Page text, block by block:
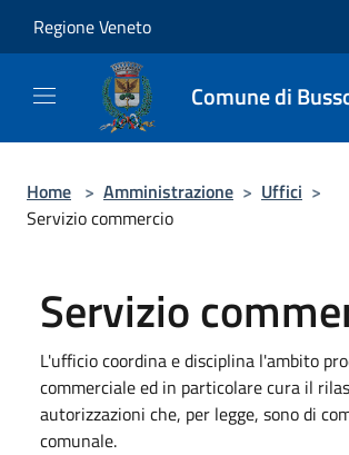
Regione Veneto
Comune di
Home > Amministrazione > Uffici >
Servizio commercio
Servizio
L'ufficio coordina e disciplina l'ambito
commerciale ed in particolare cura il
autorizzazioni che, per legge, sono di
comunale.